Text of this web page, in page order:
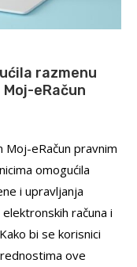
razmenu
eRačun
Moj-eRačun pravnim
omogućila
i upravljanja
računa i
bi se korisnici
ove